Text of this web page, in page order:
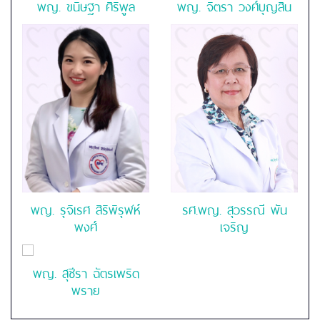
พญ. ขนิษฐา ศิริพูล พญ. จิตรา วงศ์บุญสิน
พญ. รุจิเรศ สิริพิรุฬห์
พงศ์
รศ.พญ. สุวรรณี พัน
เจริญ
พญ. สุชีรา ฉัตรเพริด
พราย